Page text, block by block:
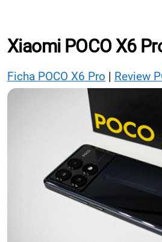
Xiaomi POCO X6
Ficha POCO X6 Pro | Review